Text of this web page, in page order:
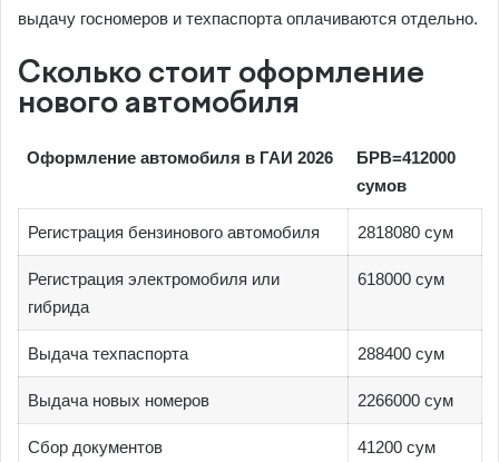
выдачу госномеров и техпаспорта оплачиваются отдельно.
Сколько стоит оформление
нового автомобиля
Оформление автомобиля в ГАИ 2026
БРВ=412000
сумов
Регистрация бензинового автомобиля 2818080 сум
Регистрация электромобиля или
гибрида
618000 сум
Выдача техпаспорта 288400 сум
Выдача новых номеров 2266000 сум
Сбор документов 41200 сум